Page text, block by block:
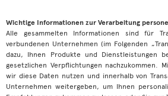
Wichtige Informationen zur Verarbeitung
Alle gesammelten Informationen sind für
verbundenen Unternehmen (im Folgenden
dazu, Ihnen Produkte und Dienstleistungen
gesetzlichen Verpflichtungen nachzukommen.
wir diese Daten nutzen und innerhalb von
Unternehmen weitergeben, um Ihnen